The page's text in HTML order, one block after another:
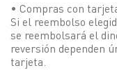
• Compras con
Si el reembolso
se reembolsará el
reversión dependen
tarjeta.